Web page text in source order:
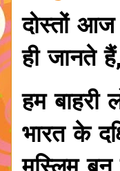
दोस्तों
ही जानते
हम
भारत के